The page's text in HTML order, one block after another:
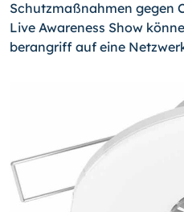
Schutzmaßnahmen gegen
Live Awareness Show
ber­angriff auf eine